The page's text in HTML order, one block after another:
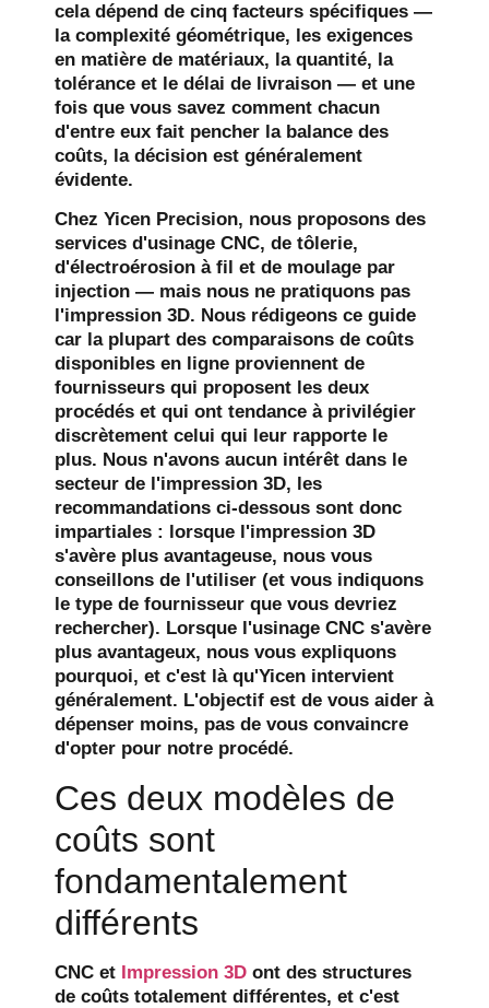
cela dépend de cinq facteurs spécifiques —
la complexité géométrique, les exigences
en matière de matériaux, la quantité, la
tolérance et le délai de livraison — et une
fois que vous savez comment chacun
d'entre eux fait pencher la balance des
coûts, la décision est généralement
évidente.
Chez Yicen Precision, nous proposons des
services d'usinage CNC, de tôlerie,
d'électroérosion à fil et de moulage par
injection — mais nous ne pratiquons pas
l'impression 3D. Nous rédigeons ce guide
car la plupart des comparaisons de coûts
disponibles en ligne proviennent de
fournisseurs qui proposent les deux
procédés et qui ont tendance à privilégier
discrètement celui qui leur rapporte le
plus. Nous n'avons aucun intérêt dans le
secteur de l'impression 3D, les
recommandations ci-dessous sont donc
impartiales : lorsque l'impression 3D
s'avère plus avantageuse, nous vous
conseillons de l'utiliser (et vous indiquons
le type de fournisseur que vous devriez
rechercher). Lorsque l'usinage CNC s'avère
plus avantageux, nous vous expliquons
pourquoi, et c'est là qu'Yicen intervient
généralement. L'objectif est de vous aider à
dépenser moins, pas de vous convaincre
d'opter pour notre procédé.
Ces deux modèles de
coûts sont
fondamentalement
différents
CNC et Impression 3D ont des structures
de coûts totalement différentes, et c'est